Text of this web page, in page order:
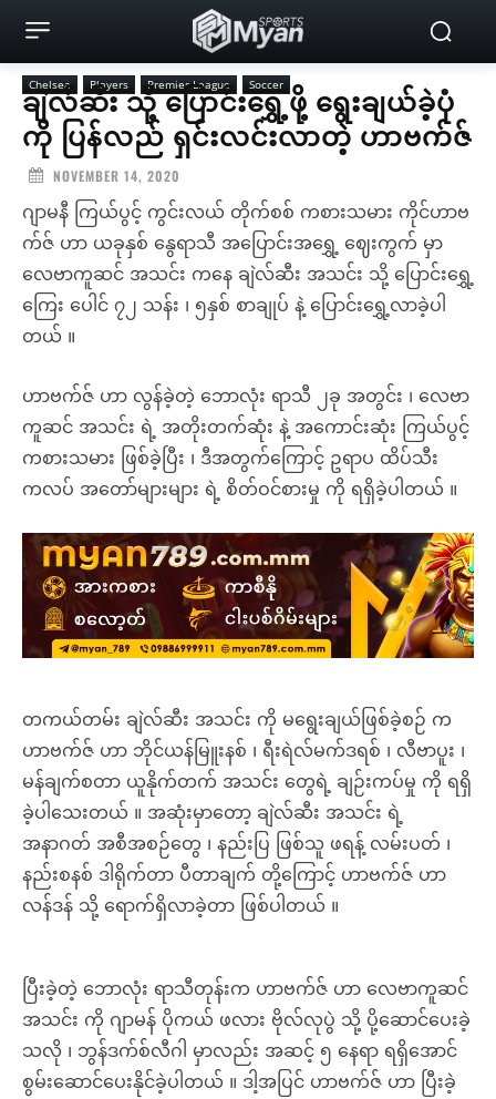
Chelsea Players Premier League Soccer
ချဲလ်ဆီး သို့ ပြောင်းရွှေ့ဖို့ ရွေးချယ်ခဲ့ပုံ
ကို ပြန်လည် ရှင်းလင်းလာတဲ့ ဟာဗက်ဇ်
NOVEMBER 14, 2020
ဂျာမနီ ကြယ်ပွင့် ကွင်းလယ် တိုက်စစ် ကစားသမား ကိုင်ဟာဗ
က်ဇ် ဟာ ယခုနှစ် နွေရာသီ အပြောင်းအရွှေ့ ဈေးကွက် မှာ
လေဗာကူဆင် အသင်း ကနေ ချဲလ်ဆီး အသင်း သို့ ပြောင်းရွှေ့
ကြေး ပေါင် ၇၂ သန်း ၊ ၅နှစ် စာချုပ် နဲ့ ပြောင်းရွှေ့လာခဲ့ပါ
တယ် ။
ဟာဗက်ဇ် ဟာ လွန်ခဲ့တဲ့ ဘောလုံး ရာသီ ၂ခု အတွင်း ၊ လေဗာ
ကူဆင် အသင်း ရဲ့ အတိုးတက်ဆုံး နဲ့ အကောင်းဆုံး ကြယ်ပွင့်
ကစားသမား ဖြစ်ခဲ့ပြီး ၊ ဒီအတွက်ကြောင့် ဥရာပ ထိပ်သီး
ကလပ် အတော်များများ ရဲ့ စိတ်ဝင်စားမှု ကို ရရှိခဲ့ပါတယ် ။
တကယ်တမ်း ချဲလ်ဆီး အသင်း ကို မရွေးချယ်ဖြစ်ခဲ့စဉ် က
ဟာဗက်ဇ် ဟာ ဘိုင်ယန်မြူးနစ် ၊ ရီးရဲလ်မက်ဒရစ် ၊ လီဗာပူး ၊
မန်ချက်စတာ ယူနိုက်တက် အသင်း တွေရဲ့ ချဉ်းကပ်မှု ကို ရရှိ
ခဲ့ပါသေးတယ် ။ အဆုံးမှာတော့ ချဲလ်ဆီး အသင်း ရဲ့
အနာဂတ် အစီအစဉ်တွေ ၊ နည်းပြ ဖြစ်သူ ဖရန့် လမ်းပတ် ၊
နည်းစနစ် ဒါရိုက်တာ ပီတာချက် တို့ကြောင့် ဟာဗက်ဇ် ဟာ
လန်ဒန် သို့ ရောက်ရှိလာခဲ့တာ ဖြစ်ပါတယ် ။
ပြီးခဲ့တဲ့ ဘောလုံး ရာသီတုန်းက ဟာဗက်ဇ် ဟာ လေဗာကူဆင်
အသင်း ကို ဂျာမန် ပိုကယ် ဖလား ဗိုလ်လုပွဲ သို့ ပို့ဆောင်ပေးခဲ့
သလို ၊ ဘွန်ဒက်စ်လီဂါ မှာလည်း အဆင့် ၅ နေရာ ရရှိအောင်
စွမ်းဆောင်ပေးနိုင်ခဲ့ပါတယ် ။ ဒါ့အပြင် ဟာဗက်ဇ် ဟာ ပြီးခဲ့